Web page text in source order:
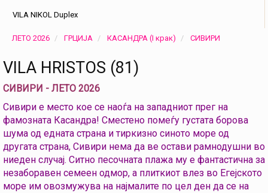
VILA NIKOL Duplex
ЛЕТО 2026 ГРЦИЈА КАСАНДРА (I крак) СИВИРИ
VILA HRISTOS (81)
СИВИРИ - ЛЕТО 2026
Сивири е место кое се наоѓа на западниот прег на
фамозната Касандра! Сместено помеѓу густата борова
шума од едната страна и тиркизно синото море од
другата страна, Сивири нема да ве остави рамнодушни во
ниеден случај. Ситно песочната плажа му е фантастична за
незаборавен семеен одмор, а плиткиот влез во Егејското
море им овозмужува на најмалите по цел ден да се на